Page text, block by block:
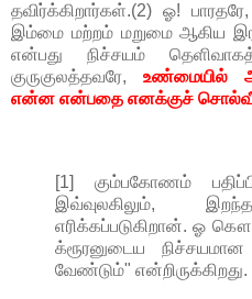
தவிர்க்கிறார்கள்.(2) ஓ! பாரதரே,
இம்மை மற்றம் மறுமை ஆகிய
என்பது நிச்சயம்
குருகுலத்தவரே, உண்மையில்
என்ன என்பதை எனக்குச்
[1] கும்பகோணம்
இவ்வுலகிலும்,
எரிக்கப்படுகிறான். ஓ
க்ரூரனுடைய
வேண்டும்" என்றிருக்கிறது.